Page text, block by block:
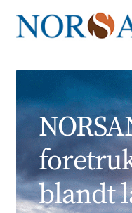
Spring
til
Spring
til
Køb nu
Om omega-3
Artikler
Om os
blandt